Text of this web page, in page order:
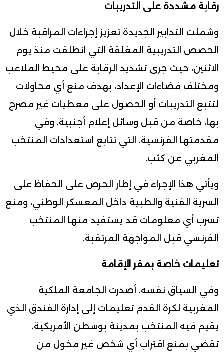
رقابة مشددة على التدريبات
وشملت التدابير الجديدة تعزيز إجراءات المراقبة خلال
الحصص التدريبية المغلقة التي انطلقت منذ يوم
الاثنين، حيث جرى تشديد الرقابة على محيط الملاعب
ومختلف فضاءات الإعداد، بهدف منع أي محاولات
لتتبع التدريبات أو الحصول على معطيات غير مصرح
بها، خاصة من قبل وسائل إعلام أجنبية، وفي
مقدمتها الفرنسية، التي تتابع استعدادات المنتخب
المغربي عن كثب.
ويأتي هذا الإجراء في إطار الحرص على الحفاظ على
السرية الفنية والطبية داخل المعسكر الوطني، ومنع
تسرب أي معلومات قد يستفيد منها المنتخب
الفرنسي قبل المواجهة المرتقبة.
تعليمات خاصة بمقر الإقامة
وفي السياق نفسه، أصدرت الجامعة الملكية
المغربية لكرة القدم تعليمات إلى إدارة الفندق الذي
يقيم فيه المنتخب بمدينة بوسطن الأمريكية،
تقضي بمنع اقتراب أي شخص غير مخول من